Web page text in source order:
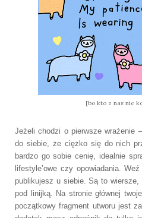
[bo kto z nas nie
Jeżeli chodzi o pierwsze wrażenie
do siebie, że ciężko się do nich
bardzo go sobie cenię, idealnie
lifestyle’owe czy opowiadania.
publikujesz u siebie. Są to
pod linijką. Na stronie głównej
początkowy fragment utworu jest